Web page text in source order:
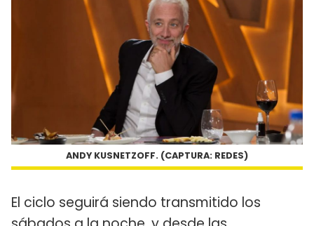
ANDY KUSNETZOFF. (CAPTURA: REDES)
El ciclo seguirá siendo transmitido los